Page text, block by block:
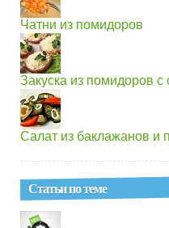
Чатни из помидоров
Закуска из помидоров
Салат из баклажанов и
Статьи по теме